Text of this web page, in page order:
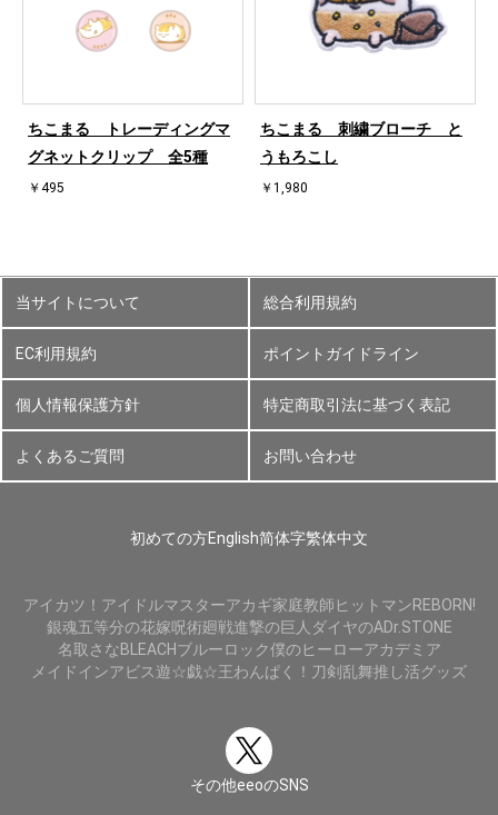
ちこまる トレーディングマ
グネットクリップ 全5種
￥495
ちこまる 刺繍ブローチ と
うもろこし
￥1,980
当サイトについて 総合利用規約
EC利用規約 ポイントガイドライン
個人情報保護方針 特定商取引法に基づく表記
よくあるご質問 お問い合わせ
初めての方English简体字繁体中文
アイカツ！ アイドルマスターアカギ家庭教師ヒットマンREBORN!
銀魂五等分の花嫁呪術廻戦進撃の巨人 ダイヤのADr.STONE
名取さなBLEACHブルーロック僕のヒーローアカデミア
メイドインアビス遊☆戯☆王わんぱく！刀剣乱舞推し活グッズ
その他eeoのSNS